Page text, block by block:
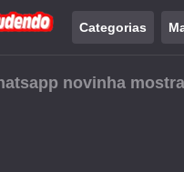
Categorias
novinha